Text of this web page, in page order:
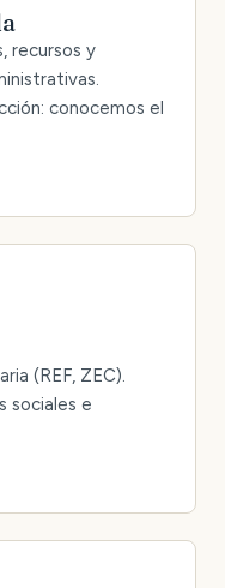
recursos y
conocemos el
(REF, ZEC).
sociales e